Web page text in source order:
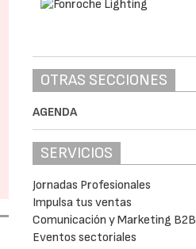
OTRAS SECCIONES
AGENDA
SERVICIOS
Jornadas Profesionales
Impulsa tus ventas
Comunicación y Marketing B2B
Eventos sectoriales